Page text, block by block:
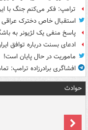
ترامپ: فکر می‌کنم جنگ با
استقبال خاص دخترک عراقی
پاسخ منفی یک لژیونر به
ادعای بسنت درباره توافق
ماموریت در حال پایان است!
افشاگری برادرزاده
حوادث